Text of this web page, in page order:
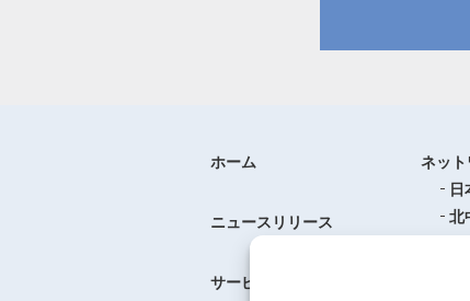
ホーム
ニュースリリース
サービス
ネット
日
北